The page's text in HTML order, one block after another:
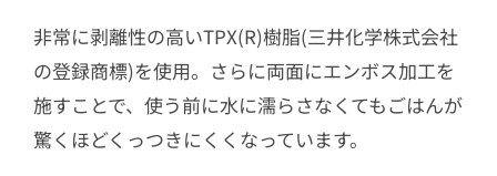
非常に剥離性の高いTPX(R)樹脂(三井化学株式会社
の登録商標)を使用。さらに両面にエンボス加工を
施すことで、使う前に水に濡らさなくてもごはんが
驚くほどくっつきにくくなっています。